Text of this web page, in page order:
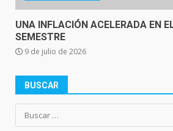
UNA INFLACIÓN ACELERADA EN
SEMESTRE
9 de julio de 2026
BUSCAR
Buscar: